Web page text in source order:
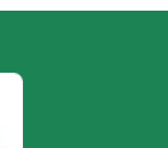
الصورة